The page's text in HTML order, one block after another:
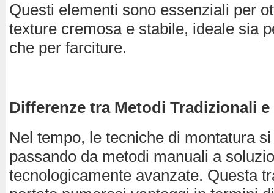
Questi elementi sono essenziali per
texture cremosa e stabile, ideale sia
che per farciture.
Differenze tra Metodi Tradizionali
Nel tempo, le tecniche di montatura
passando da metodi manuali a
tecnologicamente avanzate. Questa